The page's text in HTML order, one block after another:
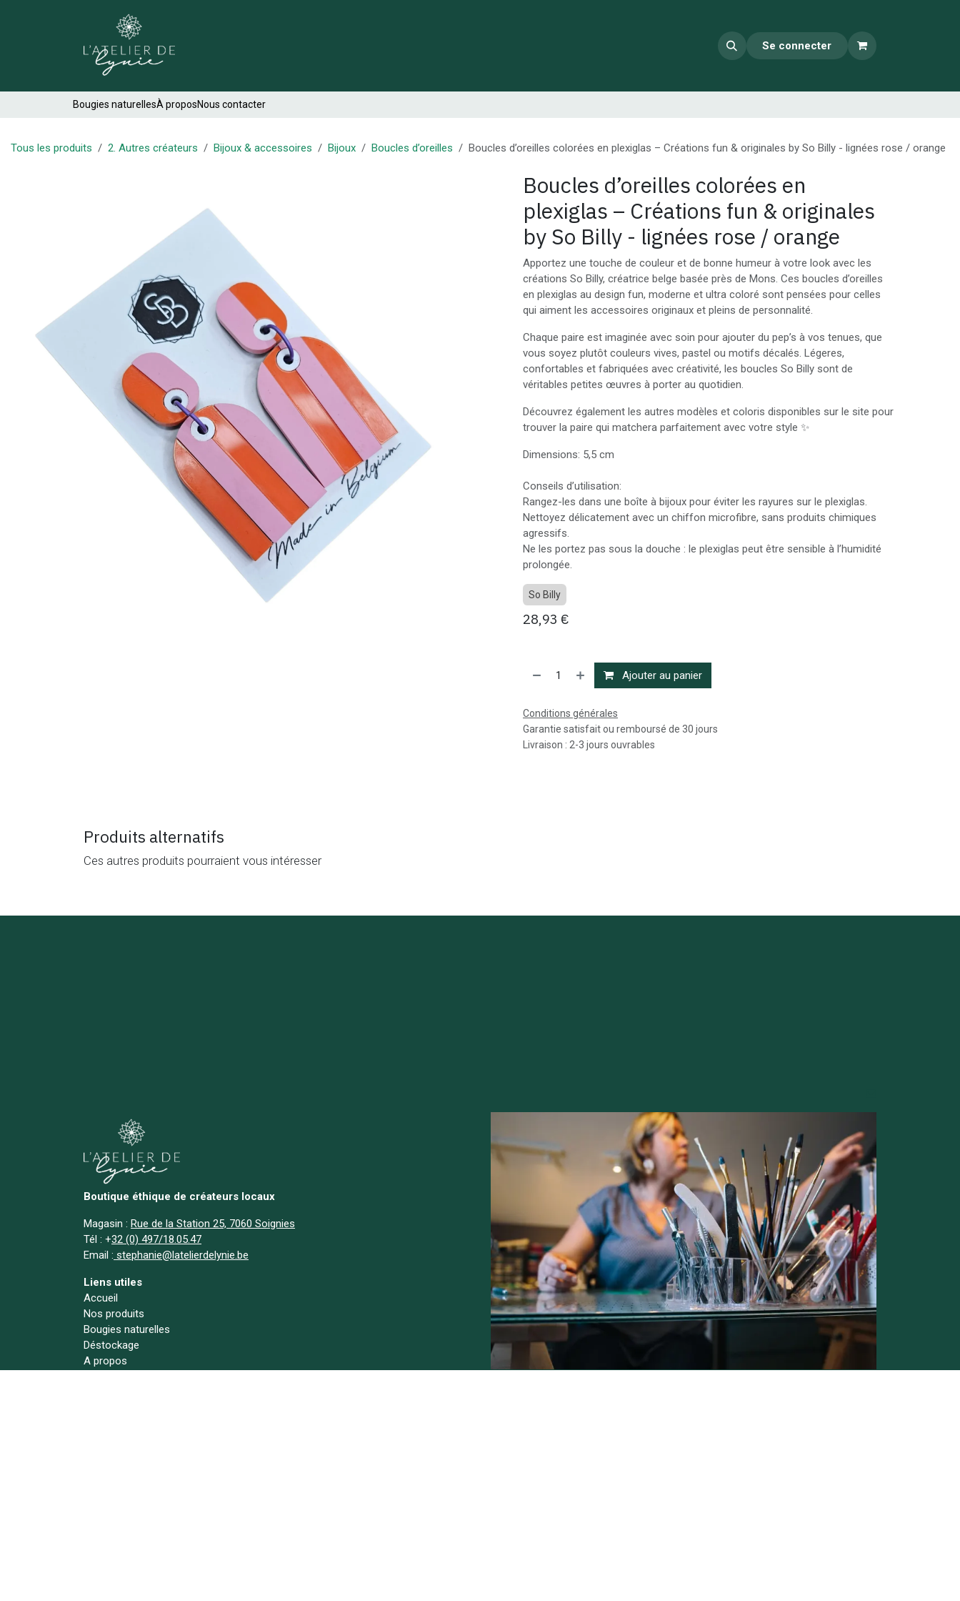
Se connecter
Bougies naturellesÀ proposNous contacter
Tous les produits 2. Autres créateurs Bijoux & accessoires Bijoux Boucles d’oreilles Boucles d’oreilles colorées en plexiglas – Créations fun & originales by So Billy - lignées rose / orange
Boucles d’oreilles colorées en
plexiglas – Créations fun & originales
by So Billy - lignées rose / orange
Apportez une touche de couleur et de bonne humeur à votre look avec les
créations So Billy, créatrice belge basée près de Mons. Ces boucles d’oreilles
en plexiglas au design fun, moderne et ultra coloré sont pensées pour celles
qui aiment les accessoires originaux et pleins de personnalité.
Chaque paire est imaginée avec soin pour ajouter du pep’s à vos tenues, que
vous soyez plutôt couleurs vives, pastel ou motifs décalés. Légeres,
confortables et fabriquées avec créativité, les boucles So Billy sont de
véritables petites œuvres à porter au quotidien.
Découvrez également les autres modèles et coloris disponibles sur le site pour
trouver la paire qui matchera parfaitement avec votre style ✨
Dimensions: 5,5 cm
Conseils d’utilisation:
Rangez-les dans une boîte à bijoux pour éviter les rayures sur le plexiglas.
Nettoyez délicatement avec un chiffon microfibre, sans produits chimiques
agressifs.
Ne les portez pas sous la douche : le plexiglas peut être sensible à l’humidité
prolongée.
So Billy
28,93 €
Ajouter au panier
Conditions générales
Garantie satisfait ou remboursé de 30 jours
Livraison : 2-3 jours ouvrables
Produits alternatifs
Ces autres produits pourraient vous intéresser
Boutique éthique de créateurs locaux
Magasin : Rue de la Station 25, 7060 Soignies
Tél : +32 (0) 497/18.05.47
Email : stephanie@latelierdelynie.be
Liens utiles
Accueil
Nos produits
Bougies naturelles
Déstockage
A propos